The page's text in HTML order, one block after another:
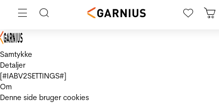
Samtykke
Detaljer
[#IABV2SETTINGS#]
Om
Denne side bruger cookies